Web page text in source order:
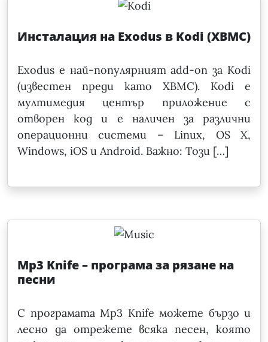
Инсталация на Exodus в Kodi (XBMC)
Exodus е най-популярният add-on за Kodi
(известен преди като XBMC). Kodi е
мултимедия център приложение с
отворен код и е наличен за различни
операционни системи – Linux, OS X,
Windows, iOS и Android. Важно: Този […]
Mp3 Knife – програма за рязане на
песни
С програмата Mp3 Knife можете бързо и
лесно да отрежете всяка песен, която